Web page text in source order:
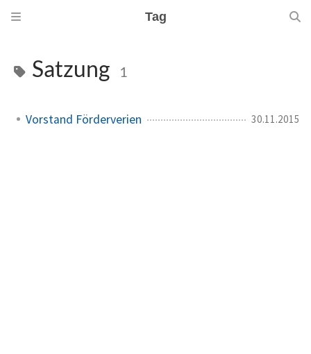
Tag
Satzung 1
Vorstand Förderverien 30.11.2015